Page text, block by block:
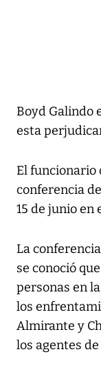
Boyd Galindo
esta
El funcionario
conferencia
15 de junio en
La
se conoció
personas en
los
Almirante y
los agentes